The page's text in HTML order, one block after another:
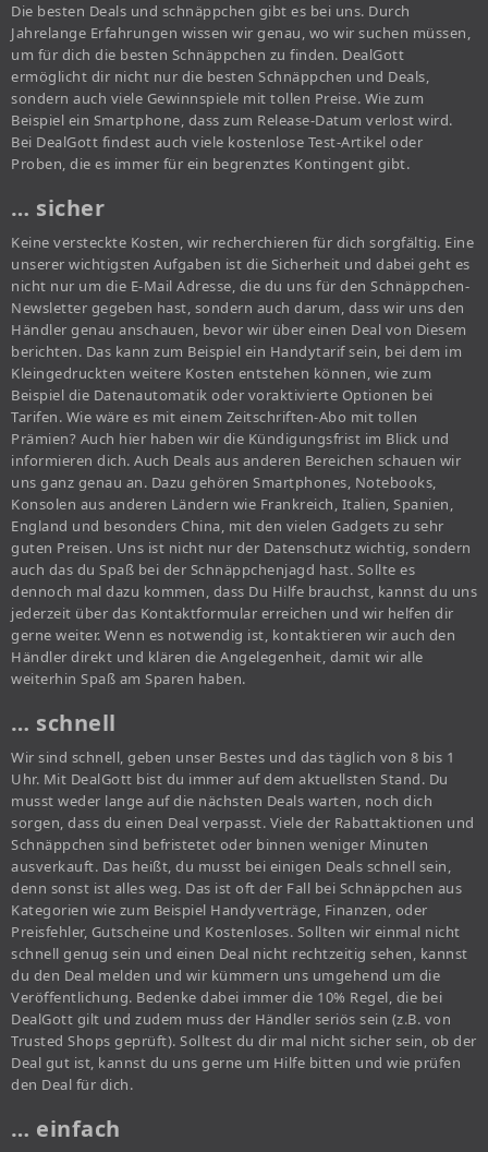
Die besten Deals und schnäppchen gibt es bei uns. Durch
Jahrelange Erfahrungen wissen wir genau, wo wir suchen müssen,
um für dich die besten Schnäppchen zu finden. DealGott
ermöglicht dir nicht nur die besten Schnäppchen und Deals,
sondern auch viele Gewinnspiele mit tollen Preise. Wie zum
Beispiel ein Smartphone, dass zum Release-Datum verlost wird.
Bei DealGott findest auch viele kostenlose Test-Artikel oder
Proben, die es immer für ein begrenztes Kontingent gibt.
… sicher
Keine versteckte Kosten, wir recherchieren für dich sorgfältig. Eine
unserer wichtigsten Aufgaben ist die Sicherheit und dabei geht es
nicht nur um die E-Mail Adresse, die du uns für den Schnäppchen-
Newsletter gegeben hast, sondern auch darum, dass wir uns den
Händler genau anschauen, bevor wir über einen Deal von Diesem
berichten. Das kann zum Beispiel ein Handytarif sein, bei dem im
Kleingedruckten weitere Kosten entstehen können, wie zum
Beispiel die Datenautomatik oder voraktivierte Optionen bei
Tarifen. Wie wäre es mit einem Zeitschriften-Abo mit tollen
Prämien? Auch hier haben wir die Kündigungsfrist im Blick und
informieren dich. Auch Deals aus anderen Bereichen schauen wir
uns ganz genau an. Dazu gehören Smartphones, Notebooks,
Konsolen aus anderen Ländern wie Frankreich, Italien, Spanien,
England und besonders China, mit den vielen Gadgets zu sehr
guten Preisen. Uns ist nicht nur der Datenschutz wichtig, sondern
auch das du Spaß bei der Schnäppchenjagd hast. Sollte es
dennoch mal dazu kommen, dass Du Hilfe brauchst, kannst du uns
jederzeit über das Kontaktformular erreichen und wir helfen dir
gerne weiter. Wenn es notwendig ist, kontaktieren wir auch den
Händler direkt und klären die Angelegenheit, damit wir alle
weiterhin Spaß am Sparen haben.
… schnell
Wir sind schnell, geben unser Bestes und das täglich von 8 bis 1
Uhr. Mit DealGott bist du immer auf dem aktuellsten Stand. Du
musst weder lange auf die nächsten Deals warten, noch dich
sorgen, dass du einen Deal verpasst. Viele der Rabattaktionen und
Schnäppchen sind befristetet oder binnen weniger Minuten
ausverkauft. Das heißt, du musst bei einigen Deals schnell sein,
denn sonst ist alles weg. Das ist oft der Fall bei Schnäppchen aus
Kategorien wie zum Beispiel Handyverträge, Finanzen, oder
Preisfehler, Gutscheine und Kostenloses. Sollten wir einmal nicht
schnell genug sein und einen Deal nicht rechtzeitig sehen, kannst
du den Deal melden und wir kümmern uns umgehend um die
Veröffentlichung. Bedenke dabei immer die 10% Regel, die bei
DealGott gilt und zudem muss der Händler seriös sein (z.B. von
Trusted Shops geprüft). Solltest du dir mal nicht sicher sein, ob der
Deal gut ist, kannst du uns gerne um Hilfe bitten und wie prüfen
den Deal für dich.
… einfach